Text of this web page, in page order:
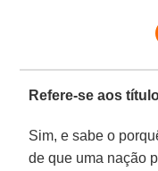
Refere-se aos
Sim, e sabe o
de que uma nação